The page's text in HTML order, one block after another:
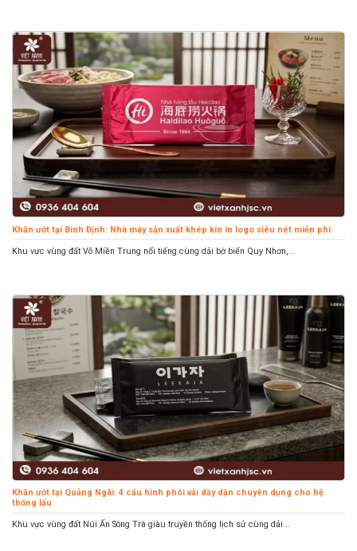
Khăn ướt tại Bình Định: Nhà máy sản xuất khép kín in logo siêu nét miễn phí
Khu vực vùng đất Võ Miền Trung nổi tiếng cùng dải bờ biển Quy Nhơn,...
Khăn ướt tại Quảng Ngãi: 4 cấu hình phôi vải dầy dặn chuyên dụng cho hệ
thống lẩu
Khu vực vùng đất Núi Ấn Sông Trà giàu truyền thống lịch sử cùng dải...